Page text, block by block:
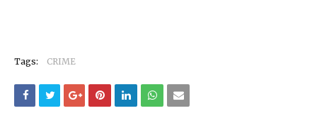
Tags: CRIME